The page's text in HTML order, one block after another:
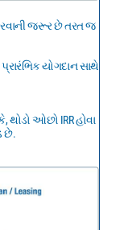
જરૂર છે તરત જ
યોગદાન સાથે
ઓછો IRR હોવા
છે.